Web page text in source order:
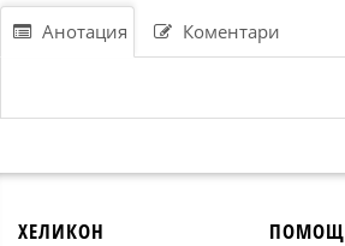
Анотация Коментари
ХЕЛИКОН ПОМОЩ